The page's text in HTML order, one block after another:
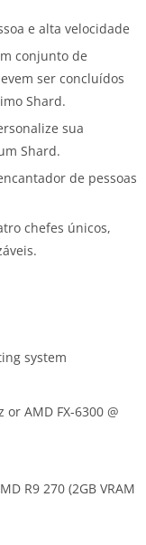
e alta velocidade
conjunto de
ser concluídos
Shard.
sua
Shard.
de pessoas
chefes únicos,
system
or AMD FX-6300 @
R9 270 (2GB VRAM